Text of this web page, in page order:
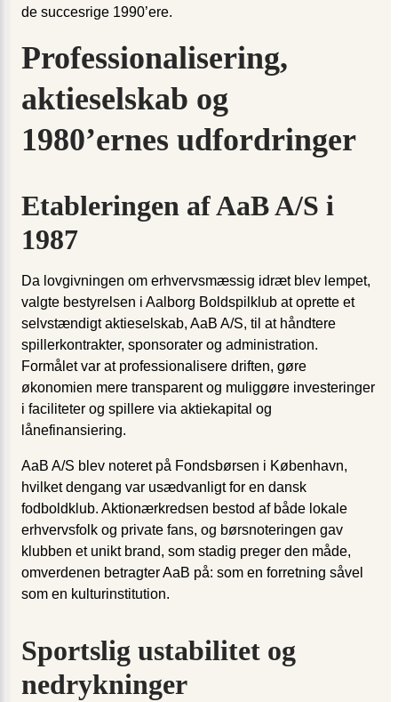
de succesrige 1990’ere.
Professionalisering,
aktieselskab og
1980’ernes udfordringer
Etableringen af AaB A/S i
1987
Da lovgivningen om erhvervsmæssig idræt blev lempet,
valgte bestyrelsen i Aalborg Boldspilklub at oprette et
selvstændigt aktieselskab, AaB A/S, til at håndtere
spillerkontrakter, sponsorater og administration.
Formålet var at professionalisere driften, gøre
økonomien mere transparent og muliggøre investeringer
i faciliteter og spillere via aktiekapital og
lånefinansiering.
AaB A/S blev noteret på Fondsbørsen i København,
hvilket dengang var usædvanligt for en dansk
fodboldklub. Aktionærkredsen bestod af både lokale
erhvervsfolk og private fans, og børsnoteringen gav
klubben et unikt brand, som stadig preger den måde,
omverdenen betragter AaB på: som en forretning såvel
som en kulturinstitution.
Sportslig ustabilitet og
nedrykninger